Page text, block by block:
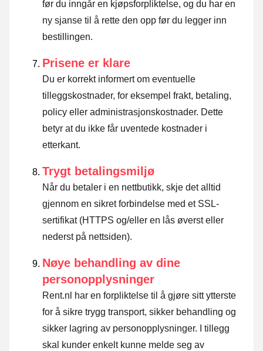
før du inngår en kjøpsforpliktelse, og du har en
ny sjanse til å rette den opp før du legger inn
bestillingen.
Prisene er klare
Du er korrekt informert om eventuelle
tilleggskostnader, for eksempel frakt, betaling,
policy eller administrasjonskostnader. Dette
betyr at du ikke får uventede kostnader i
etterkant.
Trygt betalingsmiljø
Når du betaler i en nettbutikk, skje det alltid
gjennom en sikret forbindelse med et SSL-
sertifikat (HTTPS og/eller en lås øverst eller
nederst på nettsiden).
Nøye behandling av dine
personopplysninger
Rent.nl har en forpliktelse til å gjøre sitt ytterste
for å sikre trygg transport, sikker behandling og
sikker lagring av personopplysninger. I tillegg
skal kunder enkelt kunne melde seg av